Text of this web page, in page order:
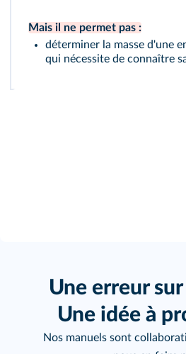
Mais il ne permet pas :
déterminer la masse d'une
qui nécessite de connaître
Une erreur sur
Une idée à
Nos manuels sont